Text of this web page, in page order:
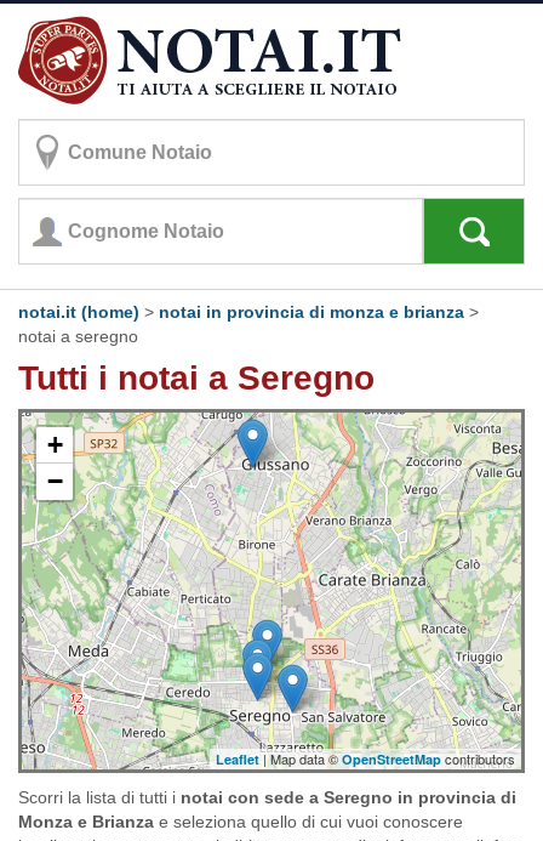
notai.it (home) > notai in provincia di monza e brianza >
notai a seregno
Tutti i notai a Seregno
+
−
Leaflet| Map data ©OpenStreetMapcontributors
Scorri la lista di tutti i notai con sede a Seregno in provincia di
Monza e Brianza e seleziona quello di cui vuoi conoscere